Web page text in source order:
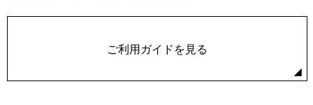
ご利用ガイドを見る